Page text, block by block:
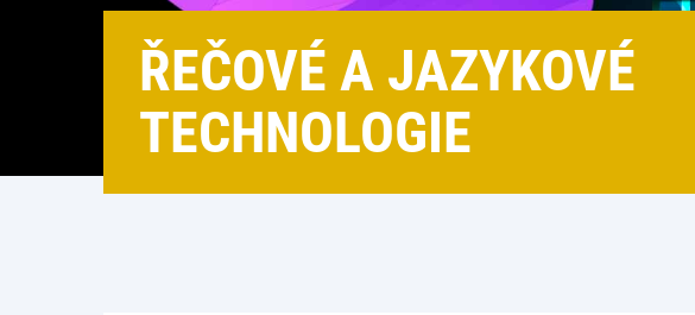
ŘEČOVÉ A JAZYKOVÉ
TECHNOLOGIE